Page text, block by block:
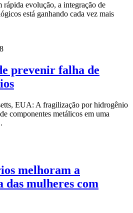
rápida evolução, a integração de
está ganhando cada vez mais
prevenir falha de
EUA: A fragilização por hidrogênio
componentes metálicos em uma
melhoram a
das mulheres com